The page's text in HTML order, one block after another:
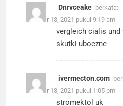
Dnrvceake berkata:
Oktober 13, 2021 pukul 9:19 am
vergleich cialis und
skutki uboczne
ivermecton.com
Oktober 13, 2021 pukul 1:05 pm
stromektol uk